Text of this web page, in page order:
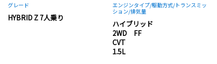
グレード
HYBRID Z 7人乗り
エンジンタイプ/駆動方式/トランスミッ
ション/排気量
ハイブリッド
2WD FF
CVT
1.5L